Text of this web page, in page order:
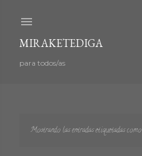
MIRAKETEDIGA
para todos/as
Mostrando las entradas etiquetadas como